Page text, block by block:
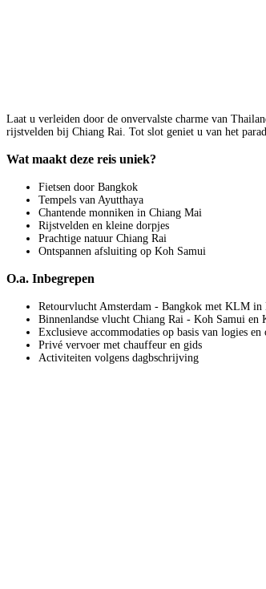
Laat u verleiden door de onvervalste charme van
rijstvelden bij Chiang Rai. Tot slot geniet u van het
Wat maakt deze reis uniek?
Fietsen door Bangkok
Tempels van Ayutthaya
Chantende monniken in Chiang Mai
Rijstvelden en kleine dorpjes
Prachtige natuur Chiang Rai
Ontspannen afsluiting op Koh Samui
O.a. Inbegrepen
Retourvlucht Amsterdam - Bangkok met KLM in
Binnenlandse vlucht Chiang Rai - Koh Samui en
Exclusieve accommodaties op basis van logies
Privé vervoer met chauffeur en gids
Activiteiten volgens dagbschrijving